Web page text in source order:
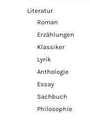
Literatur
Roman
Erzählungen
Klassiker
Lyrik
Anthologie
Essay
Sachbuch
Philosophie